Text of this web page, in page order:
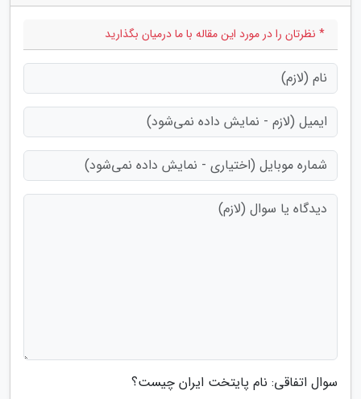
* نظرتان را در مورد این مقاله با ما درمیان بگذارید
سوال اتفاقی: نام پایتخت ایران چیست؟